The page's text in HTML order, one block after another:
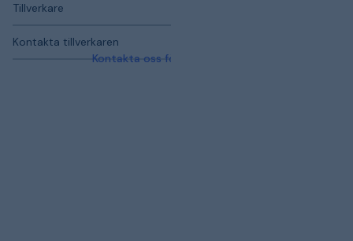
Tillverkare
Kontakta tillverkaren
Kontakta oss för mer information